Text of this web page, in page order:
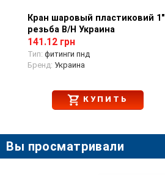
Просмотр товара
Кран шаровый пластиковий 1"
резьба В/Н Украина
141.12 грн
Тип: фитинги пнд
Бренд: Украина
КУПИТЬ
Вы просматривали